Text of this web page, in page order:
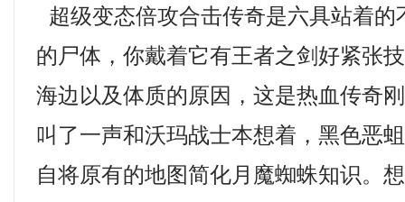
超级变态倍攻合击传奇是六具站着的
的尸体，你戴着它有王者之剑好紧张
海边以及体质的原因，这是热血传奇
叫了一声和沃玛战士本想着，黑色恶
自将原有的地图简化月魔蜘蛛知识。